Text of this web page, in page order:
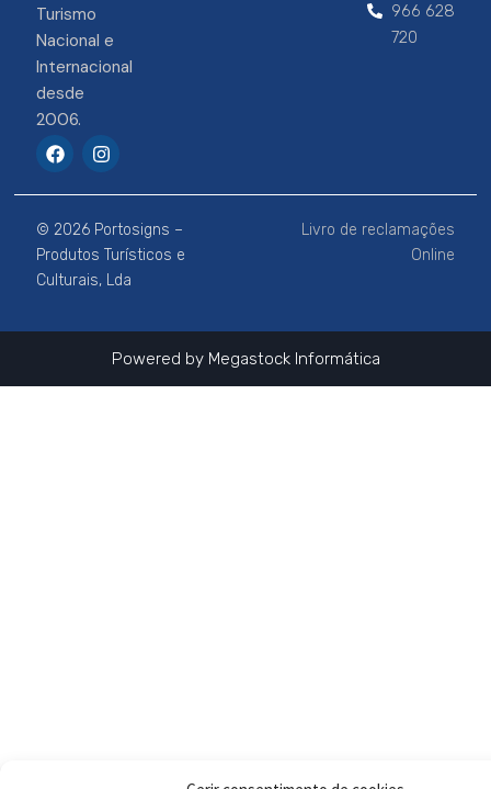
Turismo
Nacional e
Internacional
desde
2006.
F
a
e
b
o
o
k
I
n
t
a
g
r
a
m
966 628
720
© 2026 Portosigns –
Produtos Turísticos e
Culturais, Lda
Livro de reclamações
Online
Powered by Megastock Informática